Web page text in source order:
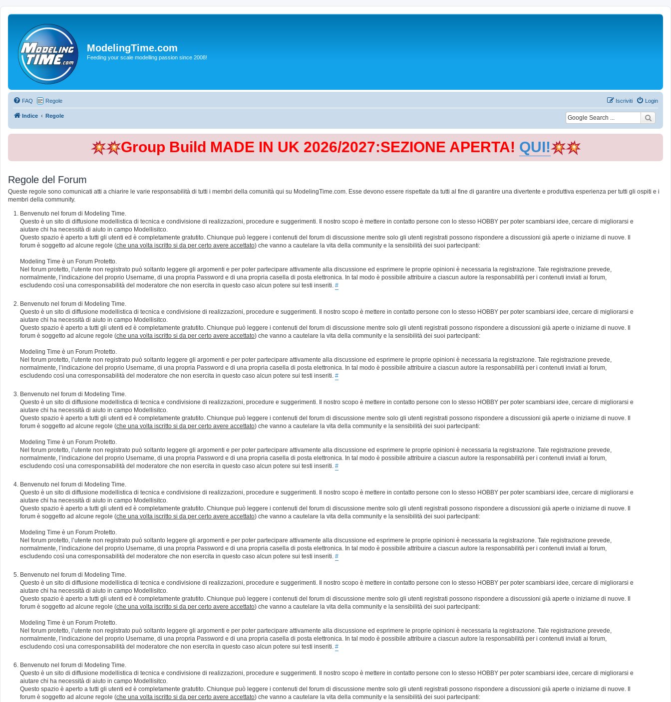
ModelingTime.com
Feeding your scale modelling passion since 2008!
FAQ Regole Login
Iscriviti
Indice Regole
Group Build MADE IN UK 2026/2027:SEZIONE APERTA! QUI!
Regole del Forum
Queste regole sono comunicati atti a chiarire le varie responsabilità di tutti i membri della comunità qui su ModelingTime.com. Esse devono essere rispettate da tutti al fine di garantire una divertente e produttiva esperienza per tutti gli ospiti e i
membri della community.
Benvenuto nel forum di Modeling Time.
Questo è un sito di diffusione modellistica di tecnica e condivisione di realizzazioni, procedure e suggerimenti. Il nostro scopo è mettere in contatto persone con lo stesso HOBBY per poter scambiarsi idee, cercare di migliorarsi e
aiutare chi ha necessità di aiuto in campo Modellisitco.
Questo spazio è aperto a tutti gli utenti ed è completamente gratutito. Chiunque può leggere i contenuti del forum di discussione mentre solo gli utenti registrati possono rispondere a discussioni già aperte o iniziarne di nuove. Il
forum è soggetto ad alcune regole (che una volta iscritto si da per certo avere accettato) che vanno a cautelare la vita della community e la sensibilità dei suoi partecipanti:
Modeling Time è un Forum Protetto.
Nel forum protetto, l’utente non registrato può soltanto leggere gli argomenti e per poter partecipare attivamente alla discussione ed esprimere le proprie opinioni è necessaria la registrazione. Tale registrazione prevede,
normalmente, l’indicazione del proprio Username, di una propria Password e di una propria casella di posta elettronica. In tal modo è possibile attribuire a ciascun autore la responsabilità per i contenuti inviati ai forum,
escludendo così una corresponsabilità del moderatore che non esercita in questo caso alcun potere sui testi inseriti. #
Benvenuto nel forum di Modeling Time.
Questo è un sito di diffusione modellistica di tecnica e condivisione di realizzazioni, procedure e suggerimenti. Il nostro scopo è mettere in contatto persone con lo stesso HOBBY per poter scambiarsi idee, cercare di migliorarsi e
aiutare chi ha necessità di aiuto in campo Modellisitco.
Questo spazio è aperto a tutti gli utenti ed è completamente gratutito. Chiunque può leggere i contenuti del forum di discussione mentre solo gli utenti registrati possono rispondere a discussioni già aperte o iniziarne di nuove. Il
forum è soggetto ad alcune regole (che una volta iscritto si da per certo avere accettato) che vanno a cautelare la vita della community e la sensibilità dei suoi partecipanti:
Modeling Time è un Forum Protetto.
Nel forum protetto, l’utente non registrato può soltanto leggere gli argomenti e per poter partecipare attivamente alla discussione ed esprimere le proprie opinioni è necessaria la registrazione. Tale registrazione prevede,
normalmente, l’indicazione del proprio Username, di una propria Password e di una propria casella di posta elettronica. In tal modo è possibile attribuire a ciascun autore la responsabilità per i contenuti inviati ai forum,
escludendo così una corresponsabilità del moderatore che non esercita in questo caso alcun potere sui testi inseriti. #
Benvenuto nel forum di Modeling Time.
Questo è un sito di diffusione modellistica di tecnica e condivisione di realizzazioni, procedure e suggerimenti. Il nostro scopo è mettere in contatto persone con lo stesso HOBBY per poter scambiarsi idee, cercare di migliorarsi e
aiutare chi ha necessità di aiuto in campo Modellisitco.
Questo spazio è aperto a tutti gli utenti ed è completamente gratutito. Chiunque può leggere i contenuti del forum di discussione mentre solo gli utenti registrati possono rispondere a discussioni già aperte o iniziarne di nuove. Il
forum è soggetto ad alcune regole (che una volta iscritto si da per certo avere accettato) che vanno a cautelare la vita della community e la sensibilità dei suoi partecipanti:
Modeling Time è un Forum Protetto.
Nel forum protetto, l’utente non registrato può soltanto leggere gli argomenti e per poter partecipare attivamente alla discussione ed esprimere le proprie opinioni è necessaria la registrazione. Tale registrazione prevede,
normalmente, l’indicazione del proprio Username, di una propria Password e di una propria casella di posta elettronica. In tal modo è possibile attribuire a ciascun autore la responsabilità per i contenuti inviati ai forum,
escludendo così una corresponsabilità del moderatore che non esercita in questo caso alcun potere sui testi inseriti. #
Benvenuto nel forum di Modeling Time.
Questo è un sito di diffusione modellistica di tecnica e condivisione di realizzazioni, procedure e suggerimenti. Il nostro scopo è mettere in contatto persone con lo stesso HOBBY per poter scambiarsi idee, cercare di migliorarsi e
aiutare chi ha necessità di aiuto in campo Modellisitco.
Questo spazio è aperto a tutti gli utenti ed è completamente gratutito. Chiunque può leggere i contenuti del forum di discussione mentre solo gli utenti registrati possono rispondere a discussioni già aperte o iniziarne di nuove. Il
forum è soggetto ad alcune regole (che una volta iscritto si da per certo avere accettato) che vanno a cautelare la vita della community e la sensibilità dei suoi partecipanti:
Modeling Time è un Forum Protetto.
Nel forum protetto, l’utente non registrato può soltanto leggere gli argomenti e per poter partecipare attivamente alla discussione ed esprimere le proprie opinioni è necessaria la registrazione. Tale registrazione prevede,
normalmente, l’indicazione del proprio Username, di una propria Password e di una propria casella di posta elettronica. In tal modo è possibile attribuire a ciascun autore la responsabilità per i contenuti inviati ai forum,
escludendo così una corresponsabilità del moderatore che non esercita in questo caso alcun potere sui testi inseriti. #
Benvenuto nel forum di Modeling Time.
Questo è un sito di diffusione modellistica di tecnica e condivisione di realizzazioni, procedure e suggerimenti. Il nostro scopo è mettere in contatto persone con lo stesso HOBBY per poter scambiarsi idee, cercare di migliorarsi e
aiutare chi ha necessità di aiuto in campo Modellisitco.
Questo spazio è aperto a tutti gli utenti ed è completamente gratutito. Chiunque può leggere i contenuti del forum di discussione mentre solo gli utenti registrati possono rispondere a discussioni già aperte o iniziarne di nuove. Il
forum è soggetto ad alcune regole (che una volta iscritto si da per certo avere accettato) che vanno a cautelare la vita della community e la sensibilità dei suoi partecipanti:
Modeling Time è un Forum Protetto.
Nel forum protetto, l’utente non registrato può soltanto leggere gli argomenti e per poter partecipare attivamente alla discussione ed esprimere le proprie opinioni è necessaria la registrazione. Tale registrazione prevede,
normalmente, l’indicazione del proprio Username, di una propria Password e di una propria casella di posta elettronica. In tal modo è possibile attribuire a ciascun autore la responsabilità per i contenuti inviati ai forum,
escludendo così una corresponsabilità del moderatore che non esercita in questo caso alcun potere sui testi inseriti. #
Benvenuto nel forum di Modeling Time.
Questo è un sito di diffusione modellistica di tecnica e condivisione di realizzazioni, procedure e suggerimenti. Il nostro scopo è mettere in contatto persone con lo stesso HOBBY per poter scambiarsi idee, cercare di migliorarsi e
aiutare chi ha necessità di aiuto in campo Modellisitco.
Questo spazio è aperto a tutti gli utenti ed è completamente gratutito. Chiunque può leggere i contenuti del forum di discussione mentre solo gli utenti registrati possono rispondere a discussioni già aperte o iniziarne di nuove. Il
forum è soggetto ad alcune regole (che una volta iscritto si da per certo avere accettato) che vanno a cautelare la vita della community e la sensibilità dei suoi partecipanti: